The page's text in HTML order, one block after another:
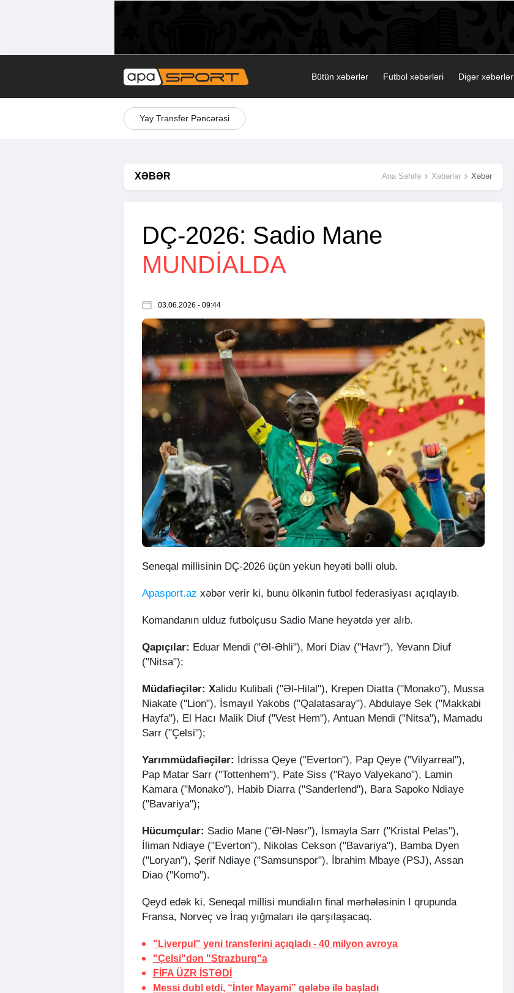
Bütün xəbərlər Futbol xəbərləri Digər xəbərlər
Yay Transfer Pəncərəsi
XƏBƏR Ana Səhifə Xəbərlər Xəbər
DÇ-2026: Sadio Mane
MUNDIALDA
03.06.2026 - 09:44
Seneqal millisinin DÇ-2026 üçün yekun heyəti bəlli olub.
Apasport.az xəbər verir ki, bunu ölkənin futbol federasiyası açıqlayıb.
Komandanın ulduz futbolçusu Sadio Mane heyətdə yer alıb.
Qapıçılar: Eduar Mendi ("Əl-Əhli"), Mori Diav ("Havr"), Yevann Diuf
("Nitsa");
​Müdafiəçilər: Xalidu Kulibali ("Əl-Hilal"), Krepen Diatta ("Monako"), Mussa
Niakate ("Lion"), İsmayıl Yakobs ("Qalatasaray"), Abdulaye Sek ("Makkabi
Hayfa"), El Hacı Malik Diuf ("Vest Hem"), Antuan Mendi ("Nitsa"), Mamadu
Sarr ("Çelsi");
​Yarımmüdafiəçilər: İdrissa Qeye ("Everton"), Pap Qeye ("Vilyarreal"),
Pap Matar Sarr ("Tottenhem"), Pate Siss ("Rayo Valyekano"), Lamin
Kamara ("Monako"), Habib Diarra ("Sanderlend"), Bara Sapoko Ndiaye
("Bavariya");
​Hücumçular: Sadio Mane ("Əl-Nəsr"), İsmayla Sarr ("Kristal Pelas"),
İliman Ndiaye ("Everton"), Nikolas Cekson ("Bavariya"), Bamba Dyen
("Loryan"), Şerif Ndiaye ("Samsunspor"), İbrahim Mbaye (PSJ), Assan
Diao ("Komo").
​Qeyd edək ki, Seneqal millisi mundialın final mərhələsinin I qrupunda
Fransa, Norveç və İraq yığmaları ilə qarşılaşacaq.
"Liverpul" yeni transferini açıqladı - 40 milyon avroya
"Çelsi"dən "Strazburq"a
FİFA ÜZR İSTƏDİ
Messi dubl etdi, “İnter Mayami” qələbə ilə başladı